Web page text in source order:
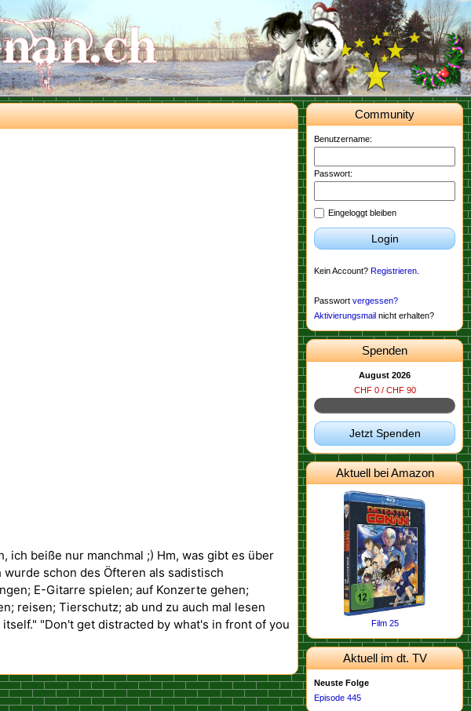
Community
Benutzername:
Passwort:
Eingeloggt bleiben
Login
Kein Account? Registrieren
Passwort vergessen?
Aktivierungsmail nicht erhalten?
Spenden
August 2026
CHF 0 / CHF 90
Jetzt Spenden
Aktuell bei Amazon
Film 25
Aktuell im dt. TV
Neuste Folge
Episode 445
ich beiße nur manchmal ;) Hm, was gibt es über
schon des Öfteren als sadistisch
E-Gitarre spielen; auf Konzerte gehen;
reisen; Tierschutz; ab und zu auch mal lesen
"Don't get distracted by what's in front of you